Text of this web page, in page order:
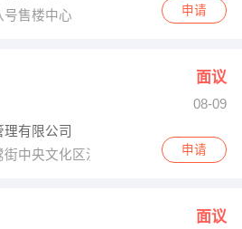
号售楼中心
申请
面议
08-09
有限公司
街中央文化区汉街总部国际
申请
面议